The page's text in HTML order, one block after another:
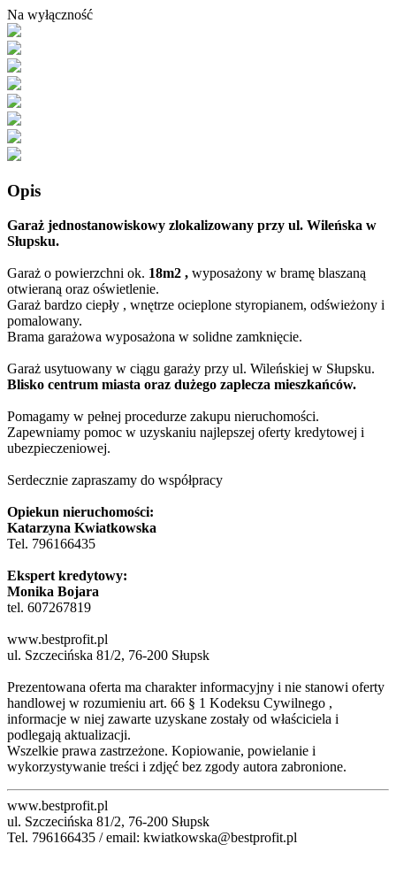
Na wyłączność
Opis
Garaż jednostanowiskowy zlokalizowany przy ul. Wileńska w
Słupsku.
Garaż o powierzchni ok. 18m2 , wyposażony w bramę blaszaną
otwieraną oraz oświetlenie.
Garaż bardzo ciepły , wnętrze ocieplone styropianem, odświeżony i
pomalowany.
Brama garażowa wyposażona w solidne zamknięcie.
Garaż usytuowany w ciągu garaży przy ul. Wileńskiej w Słupsku.
Blisko centrum miasta oraz dużego zaplecza mieszkańców.
Pomagamy w pełnej procedurze zakupu nieruchomości.
Zapewniamy pomoc w uzyskaniu najlepszej oferty kredytowej i
ubezpieczeniowej.
Serdecznie zapraszamy do współpracy
Opiekun nieruchomości:
Katarzyna Kwiatkowska
Tel. 796166435
Ekspert kredytowy:
Monika Bojara
tel. 607267819
www.bestprofit.pl
ul. Szczecińska 81/2, 76-200 Słupsk
Prezentowana oferta ma charakter informacyjny i nie stanowi oferty
handlowej w rozumieniu art. 66 § 1 Kodeksu Cywilnego ,
informacje w niej zawarte uzyskane zostały od właściciela i
podlegają aktualizacji.
Wszelkie prawa zastrzeżone. Kopiowanie, powielanie i
wykorzystywanie treści i zdjęć bez zgody autora zabronione.
www.bestprofit.pl
ul. Szczecińska 81/2, 76-200 Słupsk
Tel. 796166435 / email: kwiatkowska@bestprofit.pl